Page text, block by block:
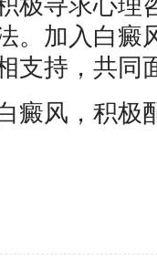
极寻求心理
。加入白癜
支持，共同
癜风，积极